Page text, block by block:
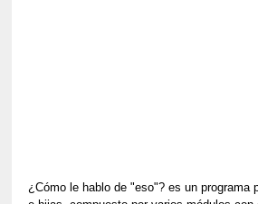
¿Cómo le hablo de "eso"? es un programa